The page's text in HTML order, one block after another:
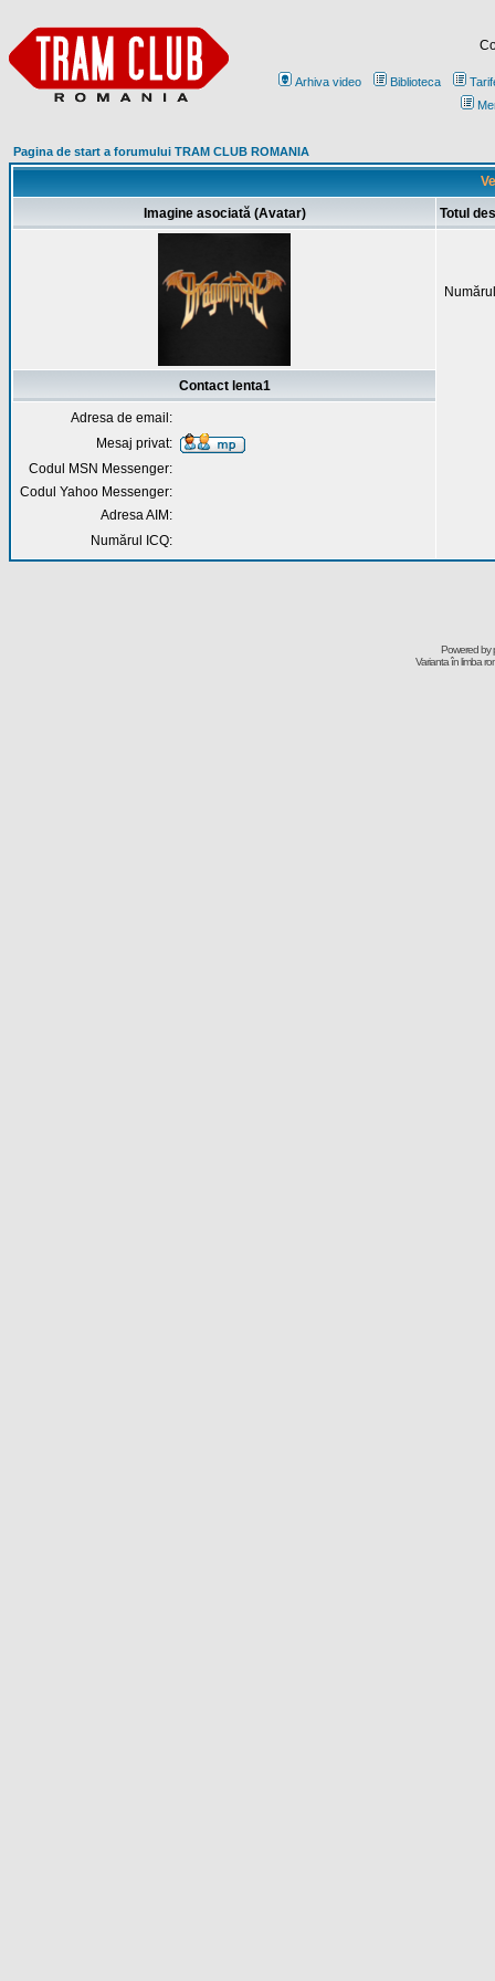
Arhiva video Biblioteca
Pagina de start a forumului TRAM CLUB ROMANIA
Imagine asociată (Avatar) Totul
Contact lenta1
Adresa de email:
Mesaj privat:
Codul MSN Messenger:
Codul Yahoo Messenger:
Adresa AIM:
Numărul ICQ:
Powered by
Varianta în limba